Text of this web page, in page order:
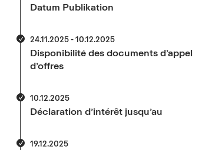
Datum Publikation
24.11.2025 - 10.12.2025
Disponibilité des documents d’appel
d’offres
10.12.2025
Déclaration d’intérêt jusqu’au
19.12.2025